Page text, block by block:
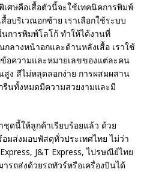
ศษคือเสื้อตัวนี้จะใช้เทคนิคการพิมพ์
อบริเวณอกซ้าย เราเลือกใช้ระบบ
นการพิมพ์โลโก้ ทำให้ได้งานที่
ลางหน้าอกและด้านหลังเสื้อ เราใช้
อความและหมายเลขของแต่ละคน
ง สีไม่หลุดลอกง่าย การผสมผสาน
รีนทั้งหมดมีความสวยงามและมี
ชุดนี้ให้ลูกค้าเรียบร้อยแล้ว ด้วย
มส่งมอบพัสดุทั่วประเทศไทย ไม่ว่า
J&T Express, ไปรษณีย์ไทย
รถส่งด้วยรถทัวร์หรือเครื่องบินได้